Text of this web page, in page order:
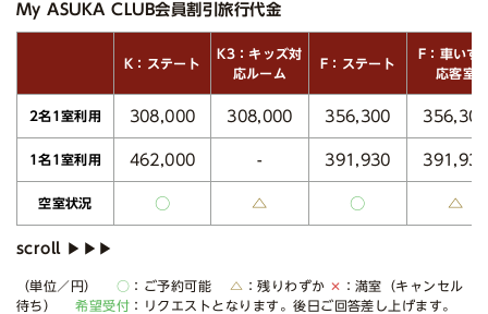
My ASUKA CLUB会員割引旅行代金
K：ステート
K3：キッズ対
応ルーム
F：ステート
F：車いす
応客室
2名1室利用 308,000 308,000 356,300 356,300
1名1室利用 462,000 - 391,930 391,930
空室状況 ○ △ ○ △
（単位／円） ○ ：ご予約可能 △ ：残りわずか ✕ ：満室（キャンセル
待ち）希望受付 ：リクエストとなります。後日ご回答差し上げます。